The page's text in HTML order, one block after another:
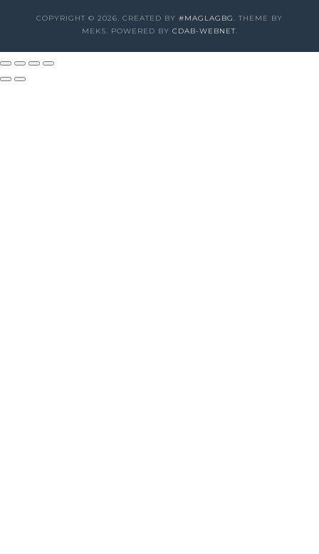
COPYRIGHT © 2026. CREATED BY #MAGLAGBG. THEME BY
MEKS. POWERED BY CDAB-WEBNET.